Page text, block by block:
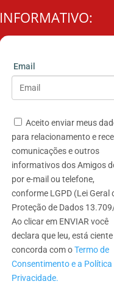
INFORMATIVO:
Email
Aceito enviar meus
para relacionamento e
comunicações e outros
informativos dos Amigos
por e-mail ou telefone,
conforme LGPD (Lei Geral
Proteção de Dados
Ao clicar em ENVIAR você
declara que leu, está ciente
concorda com oTermo de
Consentimento e a Política
Privacidade.